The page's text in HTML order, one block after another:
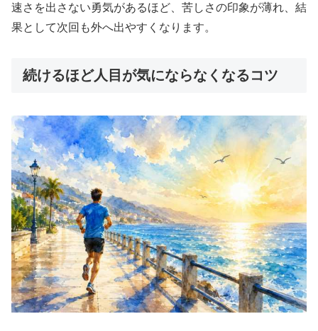
速さを出さない勇気があるほど、苦しさの印象が薄れ、結
果として次回も外へ出やすくなります。
続けるほど人目が気にならなくなるコツ